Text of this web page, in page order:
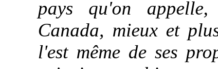
pays qu'on
Canada, mieux et
l'est même de ses